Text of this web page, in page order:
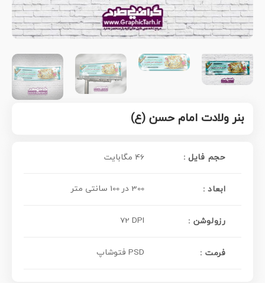
بنر ولادت امام حسن (ع)
حجم فایل : 46 مگابایت
ابعاد : 300 در 100 سانتی متر
رزولوشن : 72 DPI
فرمت : PSD فتوشاپ